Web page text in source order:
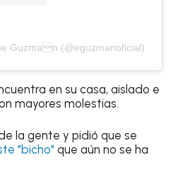
Guzman (@eguzmanoficial)
en su casa, aislado e
mayores molestias.
la gente y pidió que se
"bicho" que aún no se ha